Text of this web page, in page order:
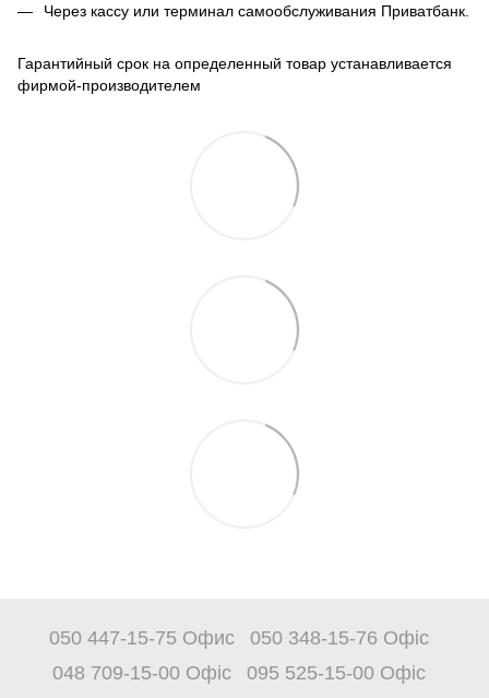
Через кассу или терминал самообслуживания Приватбанк.
Гарантийный срок на определенный товар устанавливается
фирмой-производителем
050 447-15-75 Офис
050 348-15-76 Офіс
048 709-15-00 Офіс
095 525-15-00 Офіс